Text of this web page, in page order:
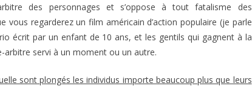
des personnages et s’oppose à tout fatalisme des
vous regarderez un film américain d’action populaire (je parle
écrit par un enfant de 10 ans, et les gentils qui gagnent à la
servi à un moment ou un autre.
sont plongés les individus importe beaucoup plus que leurs